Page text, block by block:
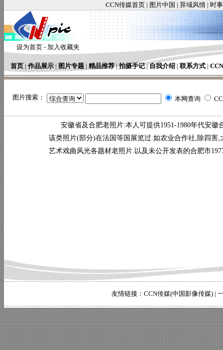
CCN传媒首页 | 图片中国 | 异域风情 | 时
设为首页 - 加入收藏夹
首页 | 作品展示 | 图片专题 | 精品推荐|拍摄手记|自我介绍 | 联系方式 |
图片搜索： 本网查询
安徽省及合肥老照片:本人可提供1951-1980年代安
该类照片(部分)在法国等国展览过.如农业合作社,除四害
艺术戏曲风光各题材老照片.以及未公开发表的合肥市
友情链接： CCN传媒(中国影像传媒) |